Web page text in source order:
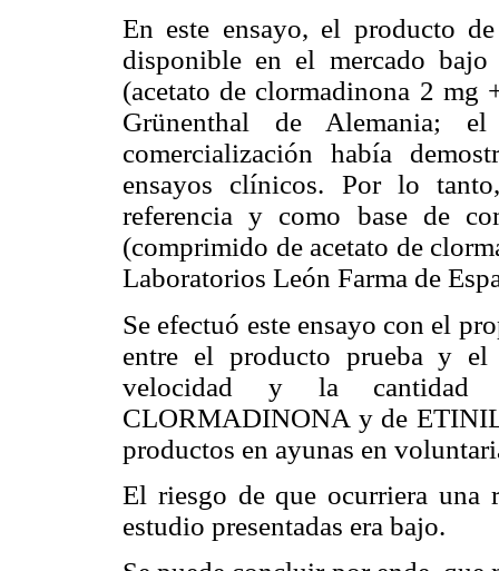
En este ensayo, el producto
disponible en el mercado
(acetato de clormadinona 2
Grünenthal de Alemania;
comercialización había
ensayos clínicos. Por lo
referencia y como base de
(comprimido de acetato de
Laboratorios León Farma de
Se efectuó este ensayo con el
entre el producto prueba y
velocidad y la cantidad
CLORMADINONA y de
productos en ayunas en
El riesgo de que ocurriera una
estudio presentadas era bajo.